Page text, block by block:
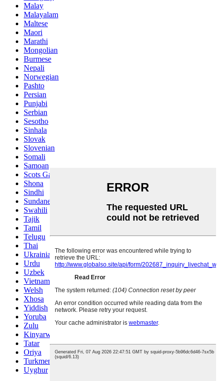
Malay
Malayalam
Maltese
Maori
Marathi
Mongolian
Burmese
Nepali
Norwegian
Pashto
Persian
Punjabi
Serbian
Sesotho
Sinhala
Slovak
Slovenian
Somali
Samoan
Scots Gaelic
Shona
Sindhi
Sundanese
Swahili
Tajik
Tamil
Telugu
Thai
Ukrainian
Urdu
Uzbek
Vietnamese
Welsh
Xhosa
Yiddish
Yoruba
Zulu
Kinyarwanda
Tatar
Oriya
Turkmen
Uyghur